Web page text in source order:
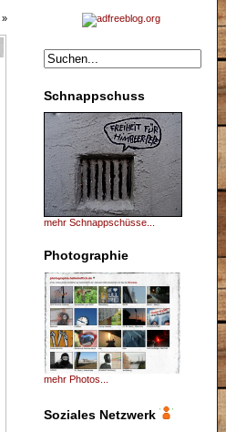
Schnappschuss
mehr Schnappschüsse...
Photographie
mehr Photos...
Soziales Netzwerk
»